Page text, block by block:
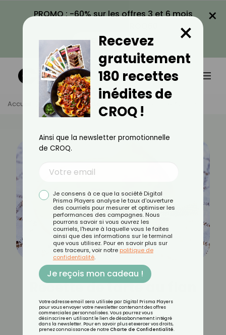
PROMO : -60% sur les offres 3 et 6 mois
VOIR LA PROMO
×
Accueil Actus Recettes Recette De Tarte Au Flan
Recette de tarte au flan
Découvrez les 11 menus CROQ
Recevez
gratuitement
180 recettes
inédites de
CROQ !
×
Ainsi que la newsletter promotionnelle
de CROQ.
Je consens à ce que la société Digital
Prisma Players analyse le taux d'ouverture
des courriels pour mesurer et optimiser les
performances des campagnes. Nous
pourrons savoir si vous ouvrez les
courriels, l'heure à laquelle vous le faites
ainsi que des informations sur le terminal
que vous utilisez. Pour en savoir plus sur
ces traceurs, voir notre politique de
confidentialité.
Je reçois mon cadeau !
Votre adresse email sera utilisée par Digital Prisma Players
pour vous envoyer votre newsletter contenant des offres
commerciales personnalisées. Vous pourrez vous
désinscrire en utilisant le lien de désabonnement intégré
dans la newsletter. Pour en savoir plus et exercer vos droits,
prenez connaissance de notre Charte de Confidentialité.